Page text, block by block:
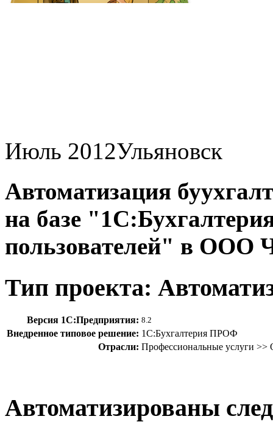
Июль 2012Ульяновск
Автоматизация
на базе
пользователей" в
Тип проекта:
Версия 1С:Предприятия: 8.2
Внедренное типовое решение: 1С:Бухгалтерия ПРОФ
Отрасли: Профессиональные услуги >>
Автоматизированы